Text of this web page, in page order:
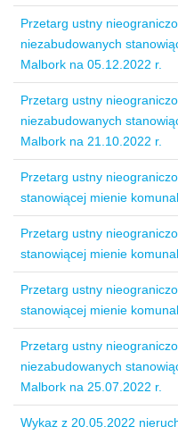
Przetarg ustny
niezabudowanych
Malbork na 05.12.2022 r.
Przetarg ustny
niezabudowanych
Malbork na 21.10.2022 r.
Przetarg ustny
stanowiącej mienie
Przetarg ustny
stanowiącej mienie
Przetarg ustny
stanowiącej mienie
Przetarg ustny
niezabudowanych
Malbork na 25.07.2022 r.
Wykaz z 20.05.2022